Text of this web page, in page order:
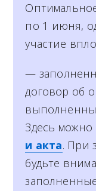
по 1 июня,
участие
—
договор об
Здесь можно
и акта. При
будьте